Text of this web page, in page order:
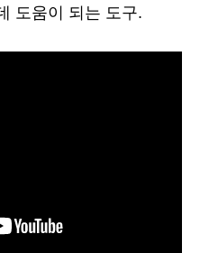
도움이 되는 도구.